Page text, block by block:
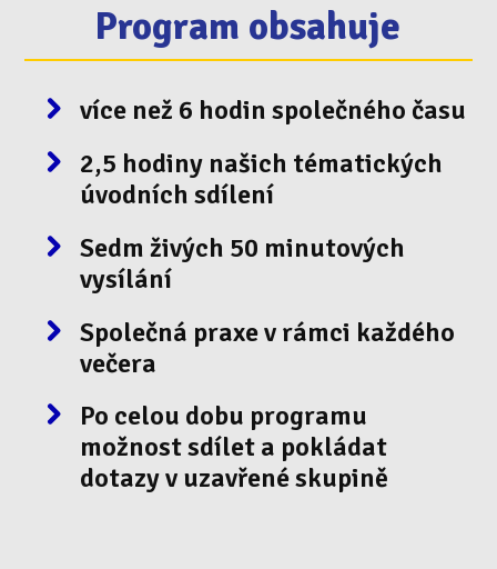
Program obsahuje
více než 6 hodin společného času
2,5 hodiny našich tématických
úvodních sdílení
Sedm živých 50 minutových
vysílání
Společná praxe v rámci každého
večera
Po celou dobu programu
možnost sdílet a pokládat
dotazy v uzavřené skupině